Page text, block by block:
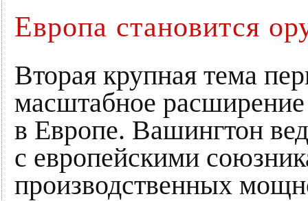
Европа становится
Вторая крупная тема
масштабное
в Европе. Вашингтон
с европейскими
производственных